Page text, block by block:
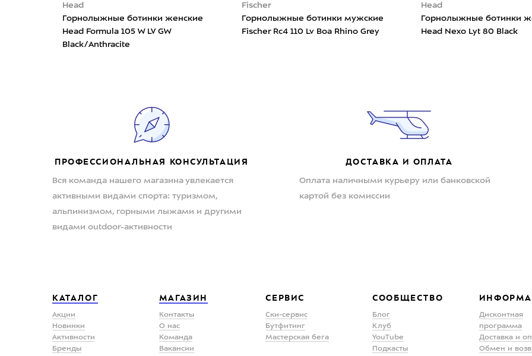
Head
Горнолыжные ботинки женские
Head Formula 105 W LV GW
Black/Anthracite
Fischer
Горнолыжные ботинки мужские
Fischer Rc4 110 Lv Boa Rhino Grey
Head
Горнолыжные ботинки
Head Nexo Lyt 80 Black
ПРОФЕССИОНАЛЬНАЯ КОНСУЛЬТАЦИЯ
Вся команда нашего магазина увлекается
активными видами спорта: туризмом,
альпинизмом, горными лыжами и другими
видами outdoor-активности
ДОСТАВКА И ОПЛАТА
Оплата наличными курьеру или банковской
картой без комиссии
КАТАЛОГ
Акции
Новинки
Активности
Бренды
МАГАЗИН
Контакты
О нас
Команда
Вакансии
СЕРВИС
Ски-сервис
Бутфитинг
Мастерская бега
СООБЩЕСТВО
Блог
Клуб
YouTube
Подкасты
Дисконтная
программа
Доставка и
Обмен и